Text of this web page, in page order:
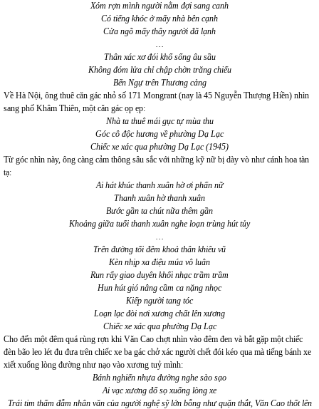
Xóm rợn mình người nằm đợi sang canh
Có tiếng khóc ở mấy nhà bên cạnh
Cửa ngõ mấy thây người đã lạnh
…
Thân xác xơ đói khổ sống âu sầu
Không đóm lửa chỉ chập chờn trăng chiếu
Bến Ngự trên Thương cảng
Về Hà Nội, ông thuê căn gác nhỏ số 171 Mongrant (nay là 45 Nguyễn Thượng Hiền) nhìn
sang phố Khâm Thiên, một căn gác ọp ẹp:
Nhà ta thuê mái gục tự mùa thu
Góc cô độc hương về phường Dạ Lạc
Chiếc xe xác qua phường Dạ Lạc (1945)
Từ góc nhìn này, ông càng cảm thông sâu sắc với những kỹ nữ bị dày vò như cánh hoa tàn
tạ:
Ai hát khúc thanh xuân hờ ơi phấn nữ
Thanh xuân hờ thanh xuân
Bước gần ta chút nữa thêm gần
Khoảng giữa tuổi thanh xuân nghe loạn trùng hút tủy
…
Trên đường tối đêm khoả thân khiêu vũ
Kèn nhịp xa điệu múa vô luân
Run rẩy giao duyên khối nhạc trầm trầm
Hun hút gió nâng cầm ca nặng nhọc
Kiếp người tang tóc
Loạn lạc đòi nơi xương chất lên xương
Chiếc xe xác qua phường Dạ Lạc
Cho đến một đêm quá rùng rợn khi Văn Cao chợt nhìn vào đêm đen và bắt gặp một chiếc
đèn bão leo lét đu đưa trên chiếc xe ba gác chở xác người chết đói kéo qua mà tiếng bánh xe
xiết xuống lòng đường như nạo vào xương tuỷ mình:
Bánh nghiến nhựa đường nghe sào sạo
Ai vạc xương đổ sọ xuống lòng xe
Trái tim thấm đẫm nhân văn của người nghệ sỹ lớn bỗng như quặn thắt, Văn Cao thốt lên